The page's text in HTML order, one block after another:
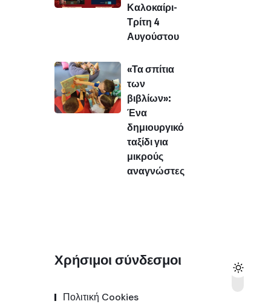
Καλοκαίρι-
Τρίτη 4
Αυγούστου
«Τα σπίτια
των
βιβλίων»:
Ένα
δημιουργικό
ταξίδι για
μικρούς
αναγνώστες
Χρήσιμοι σύνδεσμοι
Πολιτική Cookies